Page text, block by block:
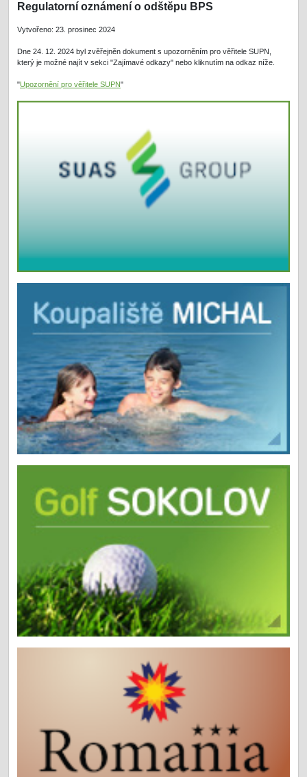
Regulatorní oznámení o odštěpu BPS
Vytvořeno: 23. prosinec 2024
Dne 24. 12. 2024 byl zvěřejněn dokument s upozorněním pro věřitele SUPN,
který je možné najít v sekci "Zajímavé odkazy" nebo kliknutím na odkaz níže.
"Upozornění pro věřitele SUPN"